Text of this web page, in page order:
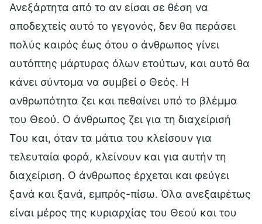
Ανεξάρτητα από το αν είσαι σε θέση να
αποδεχτείς αυτό το γεγονός, δεν θα περάσει
πολύς καιρός έως ότου ο άνθρωπος γίνει
αυτόπτης μάρτυρας όλων ετούτων, και αυτό θα
κάνει σύντομα να συμβεί ο Θεός. Η
ανθρωπότητα ζει και πεθαίνει υπό το βλέμμα
του Θεού. Ο άνθρωπος ζει για τη διαχείρισή
Του και, όταν τα μάτια του κλείσουν για
τελευταία φορά, κλείνουν και για αυτήν τη
διαχείριση. Ο άνθρωπος έρχεται και φεύγει
ξανά και ξανά, εμπρός-πίσω. Όλα ανεξαιρέτως
είναι μέρος της κυριαρχίας του Θεού και του